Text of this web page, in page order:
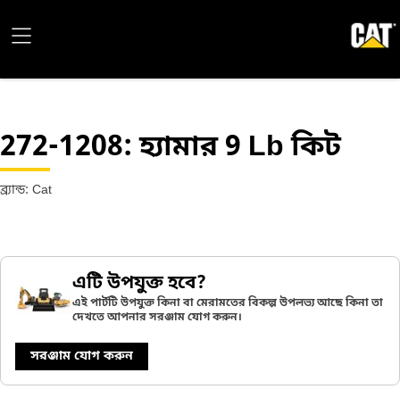
272-1208: হ্যামার 9 Lb কিট
ব্র্যান্ড: Cat
এটি উপযুক্ত হবে?
এই পার্টটি উপযুক্ত কিনা বা মেরামতের বিকল্প উপলভ্য আছে কিনা তা
দেখতে আপনার সরঞ্জাম যোগ করুন।
সরঞ্জাম যোগ করুন